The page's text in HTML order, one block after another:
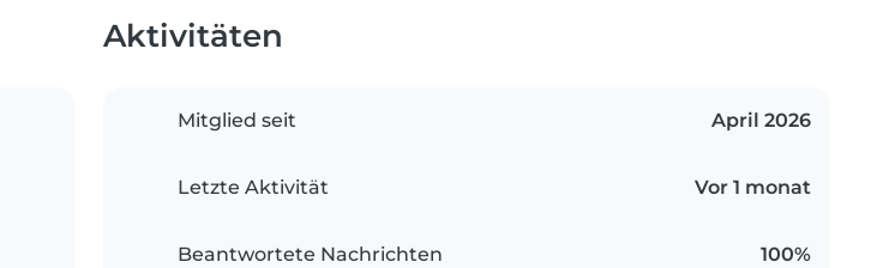
Aktivitäten
Mitglied seit April 2026
Letzte Aktivität Vor 1 monat
Beantwortete Nachrichten 100%